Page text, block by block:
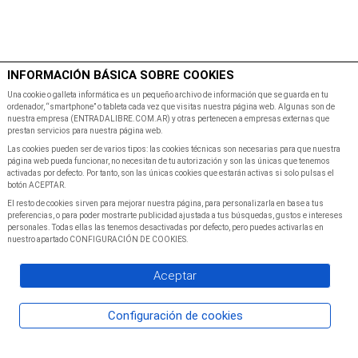
Inicio Programacion
INFORMACIÓN BÁSICA SOBRE COOKIES
Una cookie o galleta informática es un pequeño archivo de información que se guarda en tu
ordenador, “smartphone” o tableta cada vez que visitas nuestra página web. Algunas son de
nuestra empresa (ENTRADALIBRE.COM.AR) y otras pertenecen a empresas externas que
prestan servicios para nuestra página web.
Las cookies pueden ser de varios tipos: las cookies técnicas son necesarias para que nuestra
página web pueda funcionar, no necesitan de tu autorización y son las únicas que tenemos
activadas por defecto. Por tanto, son las únicas cookies que estarán activas si solo pulsas el
botón ACEPTAR.
El resto de cookies sirven para mejorar nuestra página, para personalizarla en base a tus
preferencias, o para poder mostrarte publicidad ajustada a tus búsquedas, gustos e intereses
personales. Todas ellas las tenemos desactivadas por defecto, pero puedes activarlas en
nuestro apartado CONFIGURACIÓN DE COOKIES.
Aceptar
Configuración de cookies